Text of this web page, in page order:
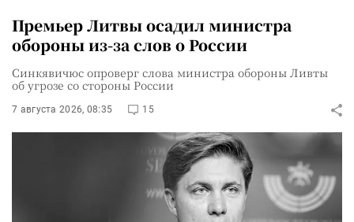
Премьер Литвы осадил министра
обороны из-за слов о России
Синкявичюс опроверг слова министра обороны Ливты
об угрозе со стороны России
7 августа 2026, 08:35 15